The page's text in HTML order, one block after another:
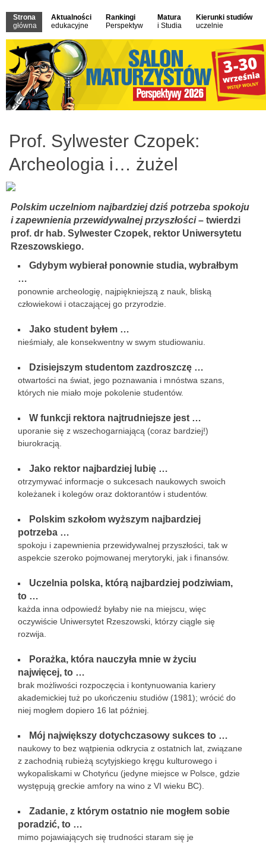
Strona
główna
Aktualności
edukacyjne
Rankingi
Perspektyw
Matura
i Studia
Kierunki studiów
uczelnie
Prof. Sylwester Czopek:
Archeologia i… żużel
Polskim uczelniom najbardziej dziś potrzeba spokoju
i zapewnienia przewidywalnej przyszłości– twierdzi
prof. dr hab. Sylwester Czopek, rektor Uniwersytetu
Rzeszowskiego.
Gdybym wybierał ponownie studia, wybrałbym
…
ponownie archeologię, najpiękniejszą z nauk, bliską
człowiekowi i otaczającej go przyrodzie.
Jako student byłem …
nieśmiały, ale konsekwentny w swym studiowaniu.
Dzisiejszym studentom zazdroszczę …
otwartości na świat, jego poznawania i mnóstwa szans,
których nie miało moje pokolenie studentów.
W funkcji rektora najtrudniejsze jest …
uporanie się z wszechogarniającą (coraz bardziej!)
biurokracją.
Jako rektor najbardziej lubię …
otrzymywać informacje o sukcesach naukowych swoich
koleżanek i kolegów oraz doktorantów i studentów.
Polskim szkołom wyższym najbardziej
potrzeba …
spokoju i zapewnienia przewidywalnej przyszłości, tak w
aspekcie szeroko pojmowanej merytoryki, jak i finansów.
Uczelnia polska, którą najbardziej podziwiam,
to …
każda inna odpowiedź byłaby nie na miejscu, więc
oczywiście Uniwersytet Rzeszowski, którzy ciągle się
rozwija.
Porażka, która nauczyła mnie w życiu
najwięcej, to …
brak możliwości rozpoczęcia i kontynuowania kariery
akademickiej tuż po ukończeniu studiów (1981); wrócić do
niej mogłem dopiero 16 lat później.
Mój największy dotychczasowy sukces to …
naukowy to bez wątpienia odkrycia z ostatnich lat, związane
z zachodnią rubieżą scytyjskiego kręgu kulturowego i
wykopaliskami w Chotyńcu (jedyne miejsce w Polsce, gdzie
występują greckie amfory na wino z VI wieku BC).
Zadanie, z którym ostatnio nie mogłem sobie
poradzić, to …
mimo pojawiających się trudności staram się je